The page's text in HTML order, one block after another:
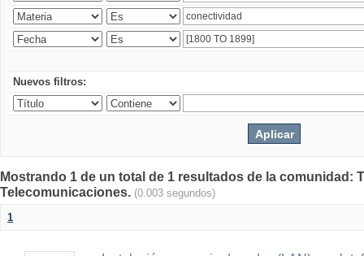
Nuevos filtros:
Mostrando 1 de un total de 1 resultados de la comunidad:
Telecomunicaciones. (0.003 segundos)
1